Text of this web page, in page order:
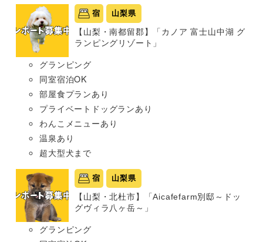
宿 山梨県
【山梨・南都留郡】「カノア 富士山中湖 グ
ランピングリゾート」
グランピング
同室宿泊OK
部屋食プランあり
プライベートドッグランあり
わんこメニューあり
温泉あり
超大型犬まで
宿 山梨県
【山梨・北杜市】「Aicafefarm別邸～ドッ
グヴィラ八ヶ岳～」
グランピング